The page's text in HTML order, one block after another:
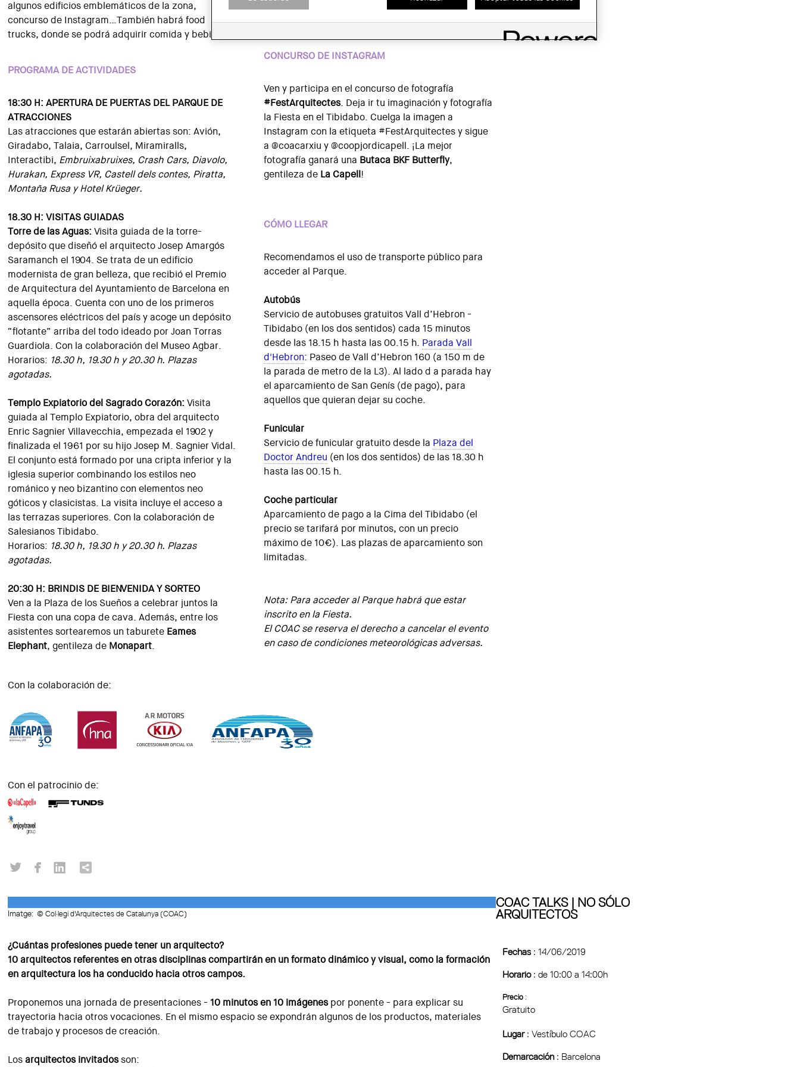
algunos edificios emblemáticos de la zona,
concurso de Instagram…También habráfood
trucks, donde se podrá adquirir comida y bebidas.
PROGRAMA DE ACTIVIDADES
18:30 H: APERTURA DE PUERTAS DEL PARQUE DE
ATRACCIONES
Las atracciones que estarán abiertas son: Avión,
Giradabo, Talaia, Carroulsel, Miramiralls,
Interactibi, Embruixabruixes, Crash Cars, Diavolo,
Hurakan, Express VR, Castell dels contes, Piratta,
Montaña Rusa y Hotel Krüeger.
18.30 H: VISITAS GUIADAS
Torre de las Aguas: Visita guiada de la torre-
depósito que diseñó el arquitecto Josep Amargós
Saramanch el 1904. Se trata de un edificio
modernista de gran belleza, que recibió el Premio
de Arquitectura del Ayuntamiento de Barcelona en
aquella época. Cuenta con uno de los primeros
ascensores eléctricos del país y acoge un depósito
“flotante” arriba del todo ideado por Joan Torras
Guardiola. Con la colaboración del Museo Agbar.
Horarios: 18.30 h, 19.30 h y 20.30 h. Plazas
agotadas.
Templo Expiatorio del Sagrado Corazón: Visita
guiada al Templo Expiatorio, obra del arquitecto
Enric Sagnier Villavecchia, empezada el 1902 y
finalizada el 1961 por su hijo Josep M. Sagnier Vidal.
El conjunto está formado por una cripta inferior y la
iglesia superior combinando los estilos neo
románico y neo bizantino con elementos neo
góticos y clasicistas. La visita incluye el acceso a
las terrazas superiores. Con la colaboración de
Salesianos Tibidabo.
Horarios: 18.30 h, 19.30 h y 20.30 h. Plazas
agotadas.
20:30 H: BRINDIS DE BIENVENIDA Y SORTEO
Ven a la Plaza de los Sueños a celebrar juntos la
Fiesta con una copa de cava. Además, entre los
asistentes sortearemos un taburete Eames
Elephant, gentileza de Monapart.
Xavi Vilà.
CONCURSO DE INSTAGRAM
Ven y participa en el concurso de fotografía
#FestArquitectes. Deja ir tu imaginación y fotografía
la Fiesta en el Tibidabo. Cuelga la imagen a
Instagram con la etiqueta #FestArquitectes y sigue
a @coacarxiu y @coopjordicapell. ¡La mejor
fotografía ganará una Butaca BKF Butterfly,
gentileza de La Capell!
CÓMO LLEGAR
Recomendamos el uso de transporte público para
acceder al Parque.
Autobús
Servicio de autobuses gratuitos Vall d’Hebron -
Tibidabo (en los dos sentidos) cada 15 minutos
desde las 18.15 h hasta las 00.15 h. Parada Vall
d'Hebron: Paseo de Vall d’Hebron 160 (a 150 m de
la parada de metro de la L3). Al lado d a parada hay
el aparcamiento de San Genís (de pago), para
aquellos que quieran dejar su coche.
Funicular
Servicio de funicular gratuito desde la Plaza del
Doctor Andreu (en los dos sentidos) de las 18.30 h
hasta las 00.15 h.
Coche particular
Aparcamiento de pago a la Cima del Tibidabo (el
precio se tarifará por minutos, con un precio
máximo de 10€). Las plazas de aparcamiento son
limitadas.
Nota: Para acceder al Parque habrá que estar
inscrito en la Fiesta.
El COAC se reserva el derecho a cancelar el evento
en caso de condiciones meteorológicas adversas.
Con la colaboración de:
Con el patrocinio de:
Imatge: © Col·legi d'Arquitectes de Catalunya (COAC)
COAC TALKS | NO SÓLO
ARQUITECTOS
Fechas: 14/06/2019
Horario: de 10:00 a 14:00h
Precio :
Gratuito
Lugar: Vestíbulo COAC
Demarcación: Barcelona
¿Cuántas profesiones puede tener un arquitecto?
10 arquitectos referentes en otras disciplinas compartirán en un formato dinámico y visual, como la formación
en arquitectura los ha conducido hacia otros campos.
Proponemos una jornada de presentaciones - 10 minutos en 10 imágenespor ponente - para explicar su
trayectoria hacia otros vocaciones. En el mismo espacio se expondrán algunos de los productos, materiales
de trabajo y procesos de creación.
Losarquitectos invitadosson: